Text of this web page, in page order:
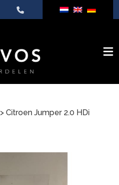
> Citroen Jumper 2.0 HDi